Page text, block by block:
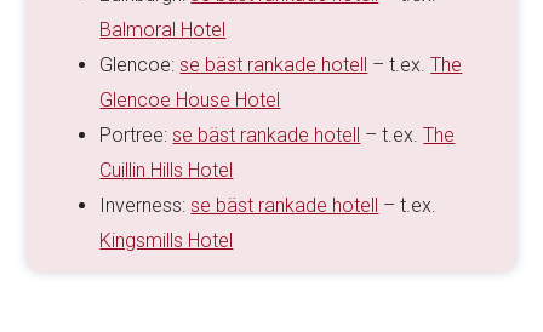
Balmoral Hotel
Glencoe:se bäst rankade hotell – t.ex.The
Glencoe House Hotel
Portree:se bäst rankade hotell – t.ex.The
Cuillin Hills Hotel
Inverness:se bäst rankade hotell
– t.ex.
Kingsmills Hotel